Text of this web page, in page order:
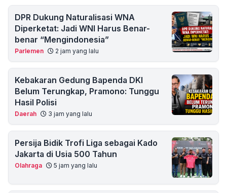
DPR Dukung Naturalisasi WNA
Diperketat: Jadi WNI Harus Benar-
benar “Mengindonesia”
Parlemen 2 jam yang lalu
Kebakaran Gedung Bapenda DKI
Belum Terungkap, Pramono: Tunggu
Hasil Polisi
Daerah 3 jam yang lalu
Persija Bidik Trofi Liga sebagai Kado
Jakarta di Usia 500 Tahun
Olahraga 5 jam yang lalu